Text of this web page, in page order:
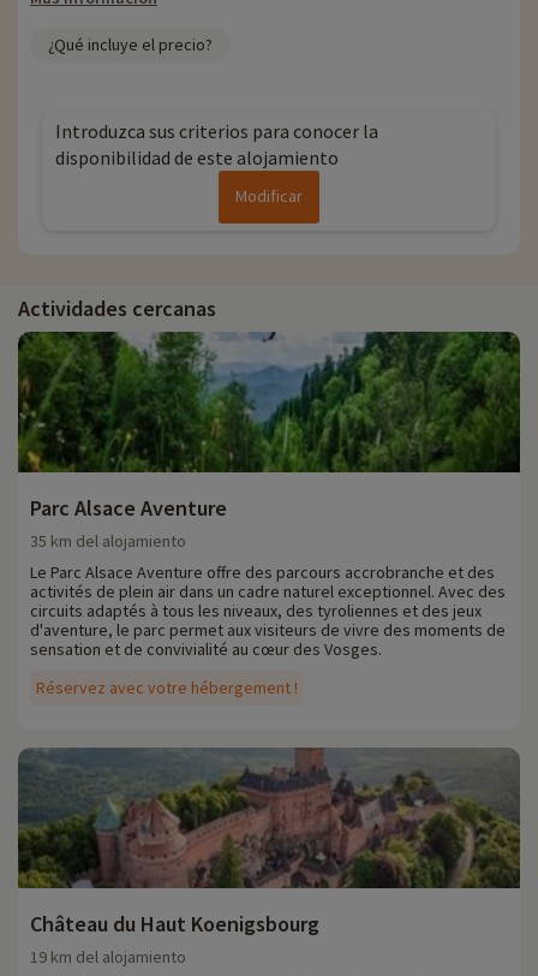
¿Qué incluye el precio?
Introduzca sus criterios para conocer la
disponibilidad de este alojamiento
Modificar
Actividades cercanas
Parc Alsace Aventure
Réservez avec votre hébergement !
35 km del alojamiento
Le Parc Alsace Aventure offre des parcours accrobranche et des
activités de plein air dans un cadre naturel exceptionnel. Avec des
circuits adaptés à tous les niveaux, des tyroliennes et des jeux
d'aventure, le parc permet aux visiteurs de vivre des moments de
sensation et de convivialité au cœur des Vosges.
Château du Haut Koenigsbourg
19 km del alojamiento